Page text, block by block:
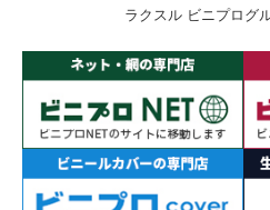
ラクスル ビニプログ